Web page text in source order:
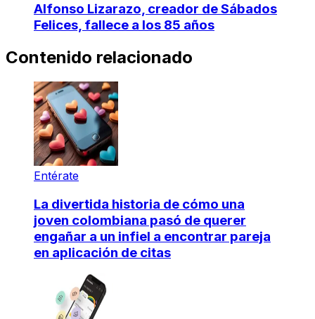
Alfonso Lizarazo, creador de Sábados
Felices, fallece a los 85 años
Contenido relacionado
Entérate
La divertida historia de cómo una
joven colombiana pasó de querer
engañar a un infiel a encontrar pareja
en aplicación de citas